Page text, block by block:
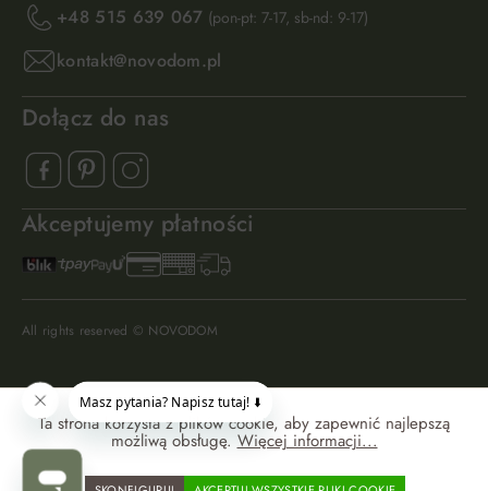
+48 515 639 067 (pon-pt: 7-17, sb-nd: 9-17)
kontakt@novodom.pl
Dołącz do nas
Akceptujemy płatności
All rights reserved © NOVODOM
Ta strona korzysta z plików cookie, aby zapewnić najlepszą
możliwą obsługę. Więcej informacji...